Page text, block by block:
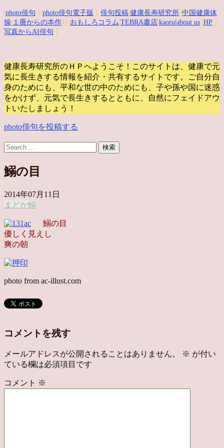
photo俳句 photo俳句電子版 俳句投稿 健康長寿研究所 中国健康体
操 １冊からの本作 り| おもしろコラム TEBRA書店 kaoru |about us HP
写真からAI俳句
健康長寿研究所のＨＰへようこそ！このサイトは、健康で元
気に長生きする情報を紹介・共有するサイトです。
ご自分自
身のためにも、平和な世の中のためにも、子や孫や国に迷惑
をかけず、元気で長生きするとともに、自然にフェイドアウ
トいたしましょう！
photo俳句を投稿する
鰯の目
2014年07月11日
まどか鰯
鰯の目
優しく見えし
爽の朝
photo from ac-illust.com
コメントを残す
メールアドレスが公開されることはありません。 ※ が付い
ている欄は必須項目です
コメント ※